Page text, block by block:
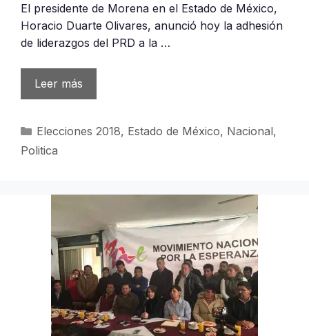
El presidente de Morena en el Estado de México,
Horacio Duarte Olivares, anunció hoy la adhesión
de liderazgos del PRD a la …
Leer más
Categorías
Elecciones 2018, Estado de México, Nacional,
Politica